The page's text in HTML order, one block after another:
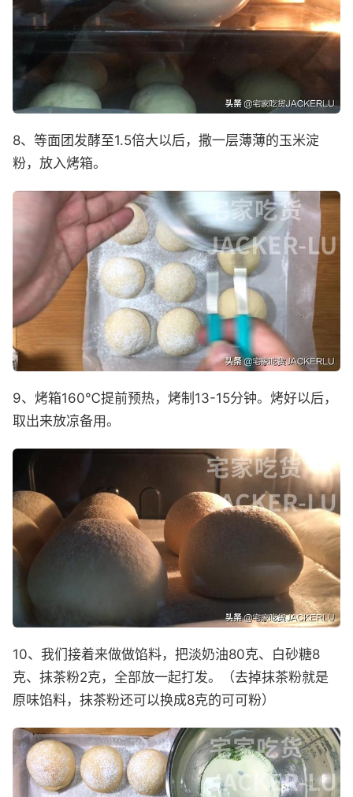
8、等面团发酵至1.5倍大以后，撒一层薄薄的玉米淀
粉，放入烤箱。
9、烤箱160℃提前预热，烤制13-15分钟。烤好以后，
取出来放凉备用。
10、我们接着来做做馅料，把淡奶油80克、白砂糖8
克、抹茶粉2克，全部放一起打发。（去掉抹茶粉就是
原味馅料，抹茶粉还可以换成8克的可可粉）